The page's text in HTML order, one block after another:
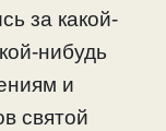
за какой-
нибудь
и
святой